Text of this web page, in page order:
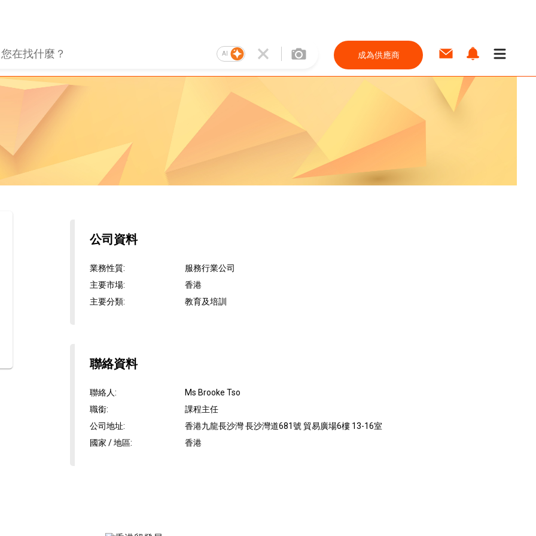
AI 成為供應商
公司資料
業務性質:
服務行業公司
主要市場:
香港
主要分類: 教育及培訓
聯絡資料
聯絡人:
Ms Brooke Tso
職銜:
課程主任
公司地址:
香港九龍長沙灣 長沙灣道681號 貿易廣場6樓 13-16室
國家 / 地區: 香港